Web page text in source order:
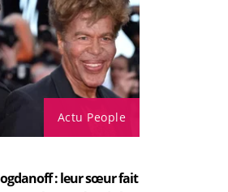
Actu People
: leur sœur fait